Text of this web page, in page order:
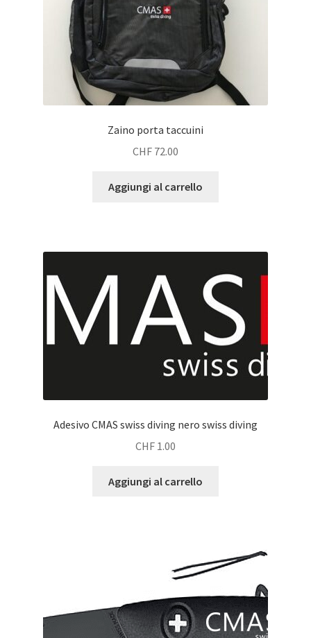
Zaino porta taccuini
CHF 72.00
Aggiungi al carrello
Adesivo CMAS swiss diving nero swiss diving
CHF 1.00
Aggiungi al carrello